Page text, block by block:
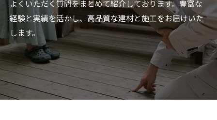
よくいただく質問をまとめて紹介しております。豊富な
経験と実績を活かし、高品質な建材と施工をお届けいた
します。